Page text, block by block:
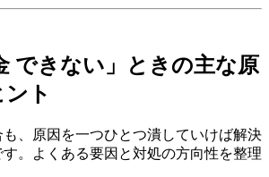
できない」ときの主な原
ト
も、原因を一つひとつ潰していけば解決
。よくある要因と対処の方向性を整理